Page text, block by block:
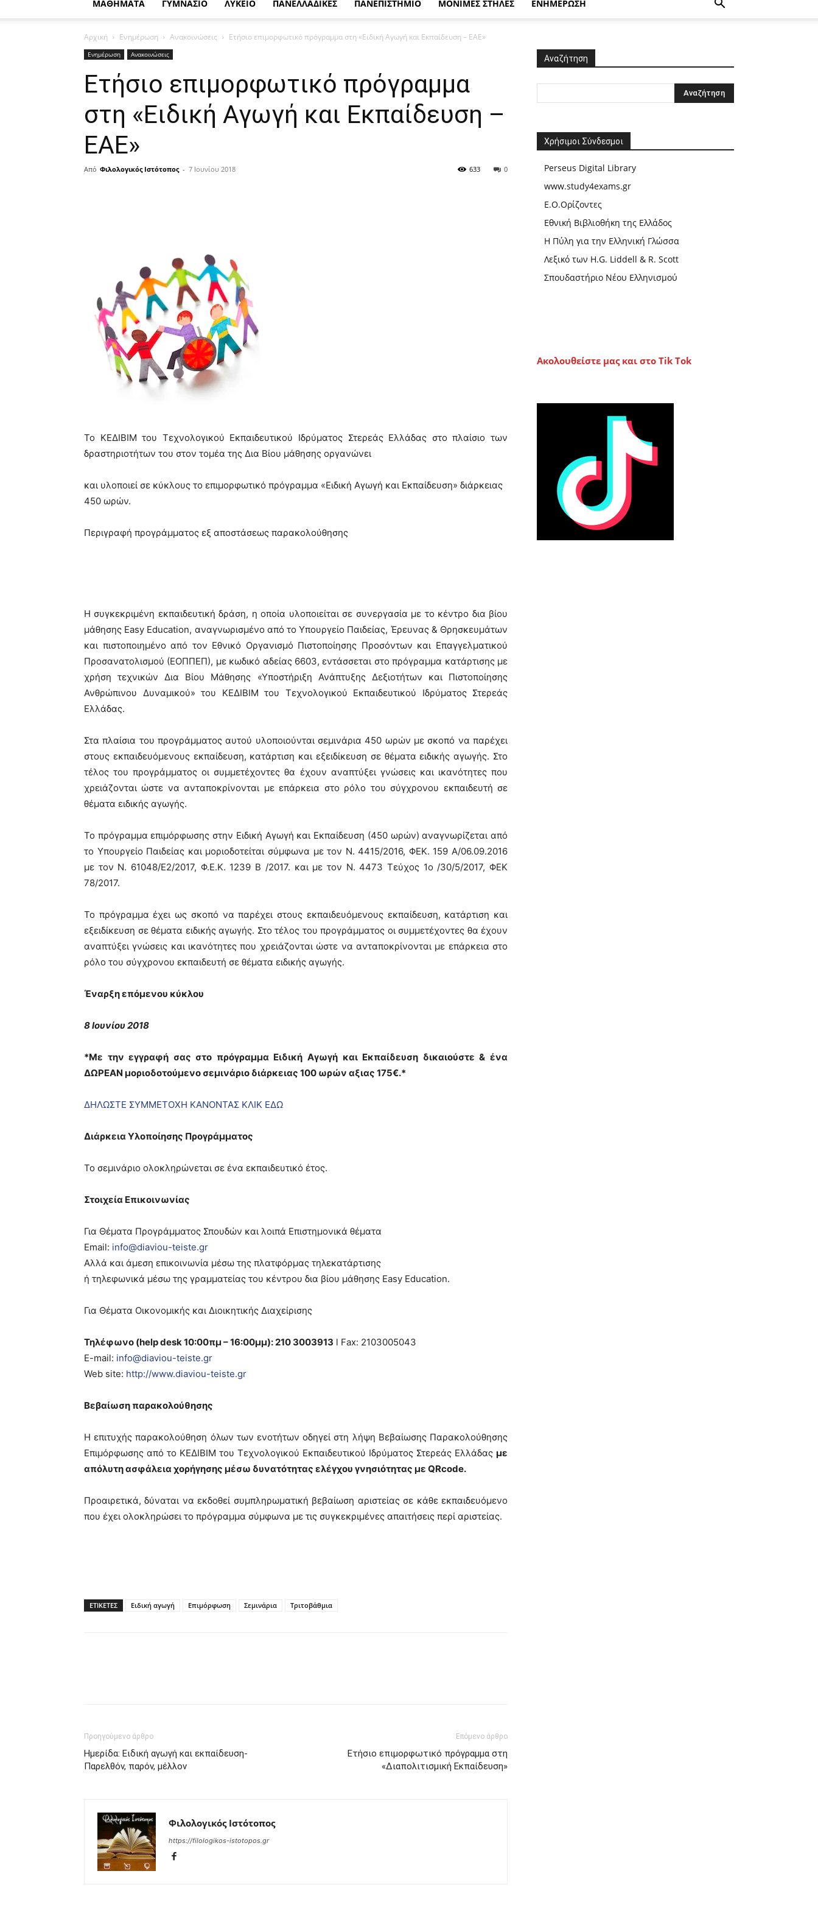
ΜΑΘΗΜΑΤΑ ΓΥΜΝΑΣΙΟ ΛΥΚΕΙΟ ΠΑΝΕΛΛΑΔΙΚΕΣ ΠΑΝΕΠΙΣΤΗΜΙΟ ΜΟΝΙΜΕΣ ΣΤΗΛΕΣ ΕΝΗΜΕΡΩΣΗ
Αρχική Ενημέρωση Ανακοινώσεις Ετήσιο επιμορφωτικό πρόγραμμα στη «Ειδική Αγωγή και Εκπαίδευση – ΕΑΕ»
Ενημέρωση Ανακοινώσεις
Ετήσιο επιμορφωτικό πρόγραμμα
στη «Ειδική Αγωγή και Εκπαίδευση –
ΕΑΕ»
Από Φιλολογικός Ιστότοπος - 7 Ιουνίου 2018 0
633
Το ΚΕΔΙΒΙΜ του Τεχνολογικού Εκπαιδευτικού Ιδρύματος Στερεάς Ελλάδας στο πλαίσιο των
δραστηριοτήτων του στον τομέα της Δια Βίου μάθησης οργανώνει
και υλοποιεί σε κύκλους το επιμορφωτικό πρόγραμμα «Ειδική Αγωγή και Εκπαίδευση» διάρκειας
450 ωρών.
Περιγραφή προγράμματος εξ αποστάσεως παρακολούθησης
Η συγκεκριμένη εκπαιδευτική δράση, η οποία υλοποιείται σε συνεργασία με το κέντρο δια βίου
μάθησης Easy Education, αναγνωρισμένο από το Υπουργείο Παιδείας, Έρευνας & Θρησκευμάτων
και πιστοποιημένο από τον Εθνικό Οργανισμό Πιστοποίησης Προσόντων και Επαγγελματικού
Προσανατολισμού (ΕΟΠΠΕΠ), με κωδικό αδείας 6603, εντάσσεται στο πρόγραμμα κατάρτισης με
χρήση τεχνικών Δια Βίου Μάθησης «Υποστήριξη Ανάπτυξης Δεξιοτήτων και Πιστοποίησης
Ανθρώπινου Δυναμικού» του ΚΕΔΙΒΙΜ του Τεχνολογικού Εκπαιδευτικού Ιδρύματος Στερεάς
Ελλάδας.
Στα πλαίσια του προγράμματος αυτού υλοποιούνται σεμινάρια 450 ωρών με σκοπό να παρέχει
στους εκπαιδευόμενους εκπαίδευση, κατάρτιση και εξειδίκευση σε θέματα ειδικής αγωγής. Στο
τέλος του προγράμματος οι συμμετέχοντες θα έχουν αναπτύξει γνώσεις και ικανότητες που
χρειάζονται ώστε να ανταποκρίνονται με επάρκεια στο ρόλο του σύγχρονου εκπαιδευτή σε
θέματα ειδικής αγωγής.
Το πρόγραμμα επιμόρφωσης στην Ειδική Αγωγή και Εκπαίδευση (450 ωρών) αναγνωρίζεται από
το Υπουργείο Παιδείας και μοριοδοτείται σύμφωνα με τον Ν. 4415/2016, ΦΕΚ. 159 Α/06.09.2016
με τον Ν. 61048/Ε2/2017, Φ.Ε.Κ. 1239 Β /2017. και με τον Ν. 4473 Τεύχος 1ο /30/5/2017, ΦΕΚ
78/2017.
Το πρόγραμμα έχει ως σκοπό να παρέχει στους εκπαιδευόμενους εκπαίδευση, κατάρτιση και
εξειδίκευση σε θέματα ειδικής αγωγής. Στο τέλος του προγράμματος οι συμμετέχοντες θα έχουν
αναπτύξει γνώσεις και ικανότητες που χρειάζονται ώστε να ανταποκρίνονται με επάρκεια στο
ρόλο του σύγχρονου εκπαιδευτή σε θέματα ειδικής αγωγής.
Έναρξη επόμενου κύκλου
8 Ιουνίου 2018
*Με την εγγραφή σας στο πρόγραμμα Ειδική Αγωγή και Εκπαίδευση δικαιούστε & ένα
ΔΩΡΕΑΝ μοριοδοτούμενο σεμινάριο διάρκειας 100 ωρών αξιας 175€.*
ΔΗΛΩΣΤΕ ΣΥΜΜΕΤΟΧΗ ΚΑΝΟΝΤΑΣ ΚΛΙΚ ΕΔΩ
Διάρκεια Υλοποίησης Προγράμματος
Το σεμινάριο ολοκληρώνεται σε ένα εκπαιδευτικό έτος.
Στοιχεία Επικοινωνίας
Για Θέματα Προγράμματος Σπουδών και λοιπά Επιστημονικά θέματα
Email: info@diaviou-teiste.gr
Αλλά και άμεση επικοινωνία μέσω της πλατφόρμας τηλεκατάρτισης
ή τηλεφωνικά μέσω της γραμματείας του κέντρου δια βίου μάθησης Easy Education.
Για Θέματα Οικονομικής και Διοικητικής Διαχείρισης
Τηλέφωνο (help desk 10:00πμ – 16:00μμ): 210 3003913 l Fax: 2103005043
E-mail: info@diaviou-teiste.gr
Web site: http://www.diaviou-teiste.gr
Βεβαίωση παρακολούθησης
Η επιτυχής παρακολούθηση όλων των ενοτήτων οδηγεί στη λήψη Βεβαίωσης Παρακολούθησης
Επιμόρφωσης από το ΚΕΔΙΒΙΜ του Τεχνολογικού Εκπαιδευτικού Ιδρύματος Στερεάς Ελλάδας με
απόλυτη ασφάλεια χορήγησης μέσω δυνατότητας ελέγχου γνησιότητας με QRcode.
Προαιρετικά, δύναται να εκδοθεί συμπληρωματική βεβαίωση αριστείας σε κάθε εκπαιδευόμενο
που έχει ολοκληρώσει το πρόγραμμα σύμφωνα με τις συγκεκριμένες απαιτήσεις περί αριστείας.
ΕΤΙΚΕΤΕΣ Ειδική αγωγή Επιμόρφωση Σεμινάρια Τριτοβάθμια
Προηγούμενο άρθρο
Ημερίδα: Ειδική αγωγή και εκπαίδευση-
Παρελθόν, παρόν, μέλλον
Επόμενο άρθρο
Ετήσιο επιμορφωτικό πρόγραμμα στη
«Διαπολιτισμική Εκπαίδευση»
Φιλολογικός Ιστότοπος
https://filologikos-istotopos.gr
Αναζήτηση
Χρήσιμοι Σύνδεσμοι
Perseus Digital Library
www.study4exams.gr
Ε.Ο.Ορίζοντες
Εθνική Βιβλιοθήκη της Ελλάδος
Η Πύλη για την Ελληνική Γλώσσα
Λεξικό των H.G. Liddell & R. Scott
Σπουδαστήριο Νέου Ελληνισμού
Ακολουθείστε μας και στο Tik Tok